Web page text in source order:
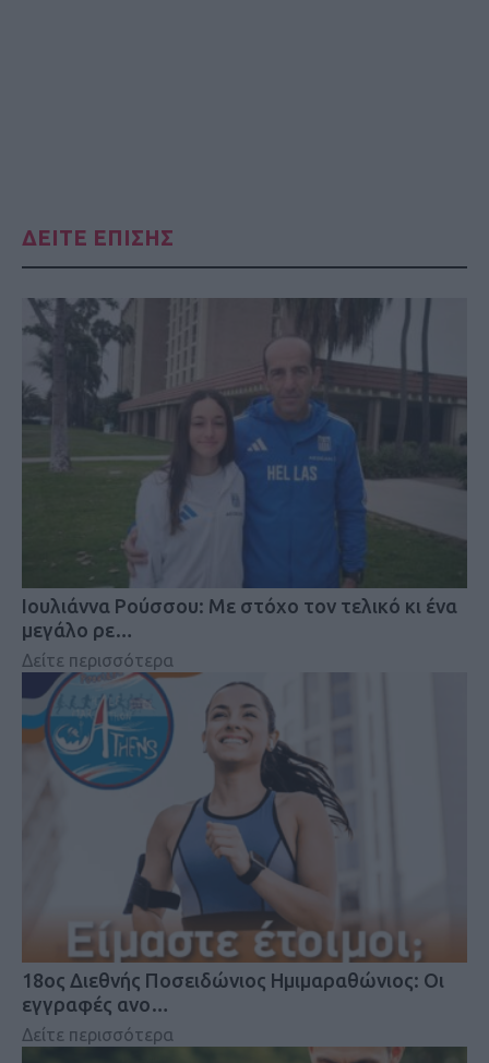
ΔΕΙΤΕ ΕΠΙΣΗΣ
Iουλιάννα Ρούσσου: Με στόχο τον τελικό κι ένα
μεγάλο ρε…
Δείτε περισσότερα
18oς Διεθνής Ποσειδώνιος Ημιμαραθώνιος: Οι
εγγραφές ανο…
Δείτε περισσότερα